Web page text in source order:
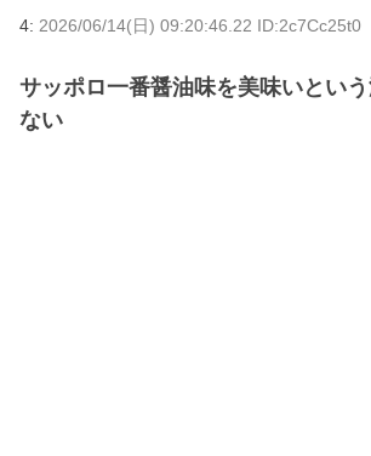
4: 2026/06/14(日) 09:20:46.22 ID:2c7Cc25t0
サッポロ一番醤油味を美味いとい
ない